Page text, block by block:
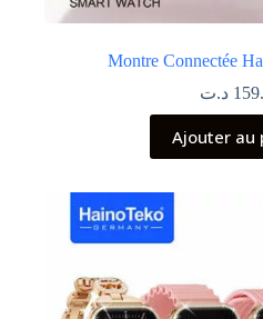
Montre Connectée
د.ت
Ajouter au